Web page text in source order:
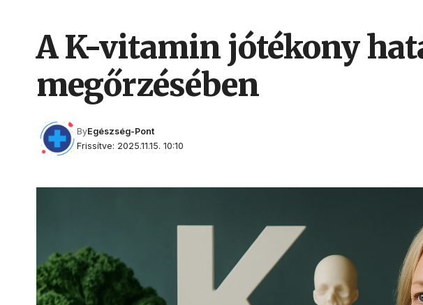
A K-vitamin jótékony
megőrzésében
Frissítve: 2025.11.15. 10:10
ByEgészség-Pont